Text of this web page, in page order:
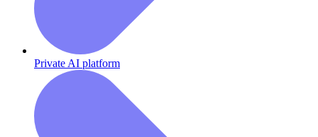
Private AI platform